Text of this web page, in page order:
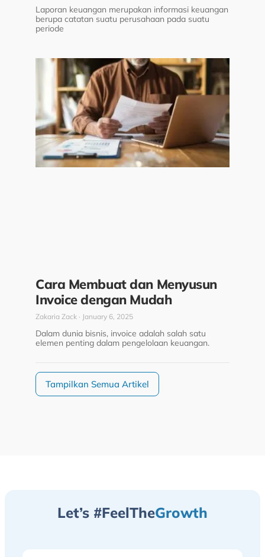
Laporan keuangan merupakan informasi keuangan
berupa catatan suatu perusahaan pada suatu
periode
Cara Membuat dan Menyusun
Invoice dengan Mudah
Zakaria Zack January 6, 2025
Dalam dunia bisnis, invoice adalah salah satu
elemen penting dalam pengelolaan keuangan.
Tampilkan Semua Artikel
Let’s #FeelTheGrowth